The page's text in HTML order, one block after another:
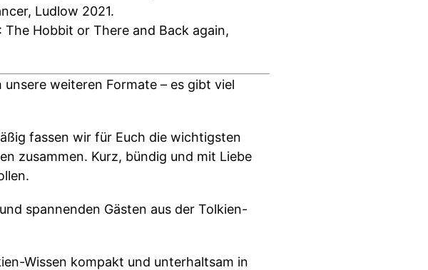
Ludlow 2021.
Hobbit or There and Back again,
weiteren Formate – es gibt viel
fassen wir für Euch die wichtigsten
zusammen. Kurz, bündig und mit Liebe
spannenden Gästen aus der Tolkien-
Wissen kompakt und unterhaltsam in